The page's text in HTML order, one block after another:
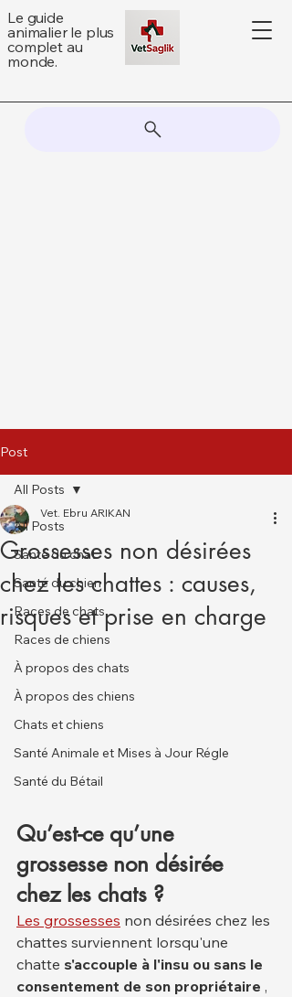
Le guide
animalier le plus
complet au
monde.
Post
All Posts
Santé du chat
Santé du chien
Races de chats
Races de chiens
À propos des chats
À propos des chiens
Chats et chiens
Santé Animale et Mises à Jour Régle
Santé du Bétail
All Posts
Grossesses non désirées
chez les chattes : causes,
risques et prise en charge
Vet. Ebru ARIKAN
Qu’est-ce qu’une
grossesse non désirée
chez les chats ?
Les grossesses non désirées chez les
chattes surviennent lorsqu'une
chatte s'accouple à l'insu ou sans le
consentement de son propriétaire ,